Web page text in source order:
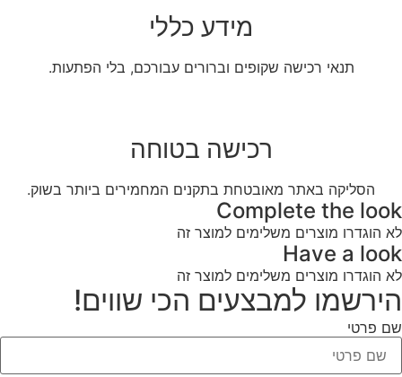
מידע כללי
תנאי רכישה שקופים וברורים עבורכם, בלי הפתעות.
רכישה בטוחה
הסליקה באתר מאובטחת בתקנים המחמירים ביותר בשוק.
Complete the look
לא הוגדרו מוצרים משלימים למוצר זה
Have a look
לא הוגדרו מוצרים משלימים למוצר זה
הירשמו למבצעים הכי שווים!
שם פרטי